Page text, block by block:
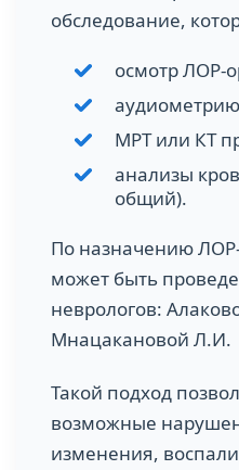
обследование,
осмотр ЛОР-
аудиометрию
МРТ или КТ
анализы
общий).
По назначению
может быть
неврологов:
Мнацакановой Л.И.
Такой подход
возможные
изменения,